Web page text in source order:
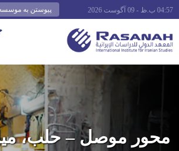
پیوستن به 04:57 ب.ظ - 09 آگوست 2026
محور موصل – حلب،